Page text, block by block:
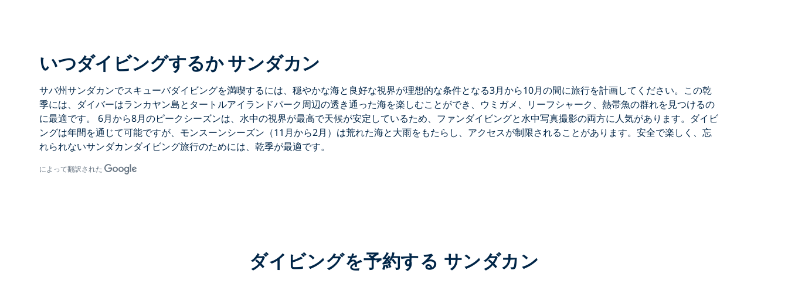
いつダイビングするか サンダカン
サバ州サンダカンでスキューバダイビングを満喫するには、穏やかな海と良好な視界が理想的な条件となる3月から10月の間に旅行を計画してください。この乾
季には、ダイバーはランカヤン島と タートルアイランドパーク周辺の透き通った海を楽しむことができ、ウミガメ、リーフシャーク、熱帯魚の群れを見つけるの
に最適です。6月から8月のピークシーズンは、水中の視界が最高で天候が安定しているため、ファンダイビングと水中写真撮影の両方に人気があります。ダイビ
ングは年間を通じて可能ですが、 モンスーンシーズン（11月から2月） は荒れた海と大雨をもたらし、アクセスが制限されることがあります。安全で楽しく、忘
れられないサンダカンダイビング旅行のためには、乾季が最適です。
によって翻訳された
ダイビングを予約する サンダカン